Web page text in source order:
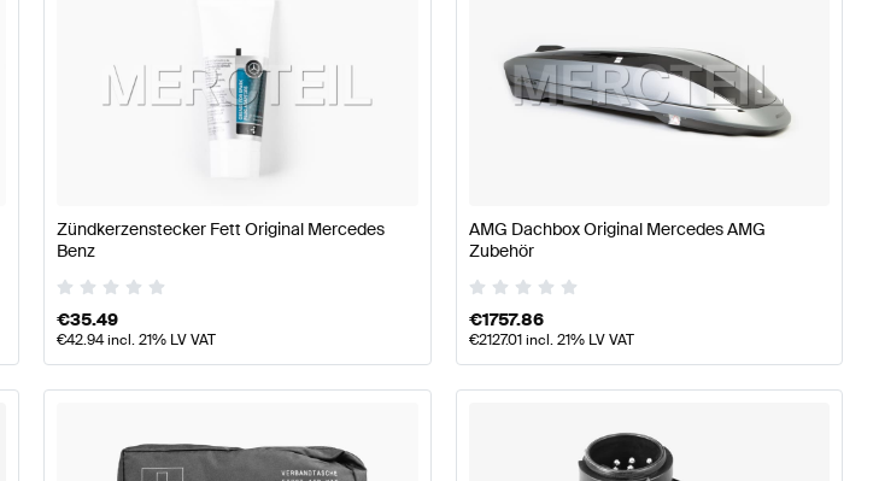
Zündkerzenstecker Fett Original Mercedes
Benz
€35.49
€42.94incl. 21% LV VAT
AMG Dachbox Original Mercedes AMG
Zubehör
€1757.86
€2127.01incl. 21% LV VAT